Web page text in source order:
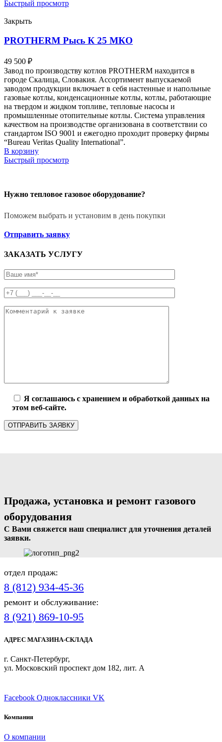
Быстрый просмотр
Закрыть
PROTHERM Рысь К 25 MКО
49 500 ₽
Завод по производству котлов PROTHERM находится в
городе Скалица, Словакия. Ассортимент выпускаемой
заводом продукции включает в себя настенные и напольные
газовые котлы, конденсационные котлы, котлы, работающие
на твердом и жидком топливе, тепловые насосы и
промышленные отопительные котлы. Система управления
качеством на производстве организована в соответствии со
стандартом ISO 9001 и ежегодно проходит проверку фирмы
“Bureau Veritas Quality International”.
В корзину
Быстрый просмотр
Нужно тепловое газовое оборудование?
Поможем выбрать и установим в день покупки
Отправить заявку
ЗАКАЗАТЬ УСЛУГУ
Я соглашаюсь с хранением и обработкой данных на
этом веб-сайте.
Продажа, установка и ремонт газового
оборудования
С Вами свяжется наш специалист для уточнения деталей
заявки.
отдел продаж:
8 (812) 934-45-36
ремонт и обслуживание:
8 (921) 869-10-95
АДРЕС МАГАЗИНА-СКЛАДА
г. Санкт-Петербург,
ул. Московский проспект дом 182, лит. А
Facebook Одноклассники VK
Компания
О компании